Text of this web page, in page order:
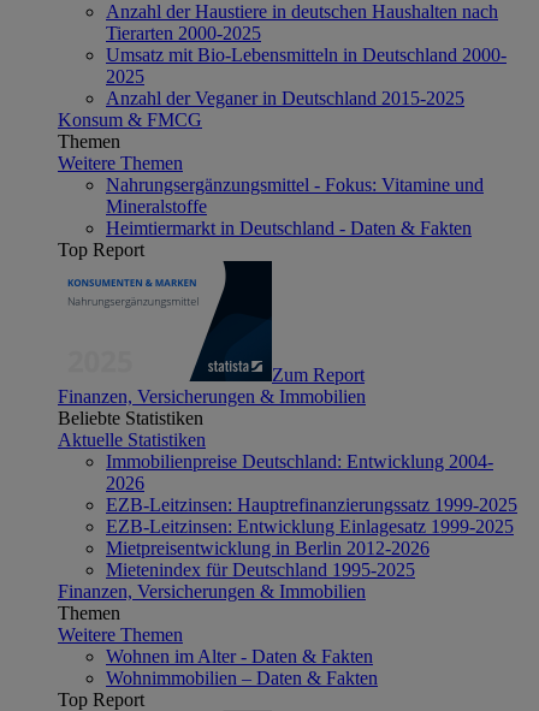
Anzahl der Haustiere in deutschen Haushalten nach
Tierarten 2000-2025
Umsatz mit Bio-Lebensmitteln in Deutschland 2000-
2025
Anzahl der Veganer in Deutschland 2015-2025
Konsum & FMCG
Themen
Weitere Themen
Nahrungsergänzungsmittel - Fokus: Vitamine und
Mineralstoffe
Heimtiermarkt in Deutschland - Daten & Fakten
Top Report
Zum Report
Finanzen, Versicherungen & Immobilien
Beliebte Statistiken
Aktuelle Statistiken
Immobilienpreise Deutschland: Entwicklung 2004-
2026
EZB-Leitzinsen: Hauptrefinanzierungssatz 1999-2025
EZB-Leitzinsen: Entwicklung Einlagesatz 1999-2025
Mietpreisentwicklung in Berlin 2012-2026
Mietenindex für Deutschland 1995-2025
Finanzen, Versicherungen & Immobilien
Themen
Weitere Themen
Wohnen im Alter - Daten & Fakten
Wohnimmobilien – Daten & Fakten
Top Report